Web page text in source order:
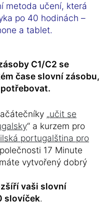
metoda učení, která
po 40 hodinách –
a tablet.
C1/C2 se
čase slovní zásobu,
„učit se
“ a kurzem pro
portugalština pro
17 Minute
vytvořený dobrý
vaši slovní
slovíček.